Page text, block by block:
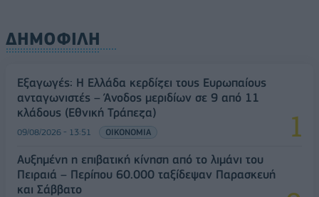
ΔΗΜΟΦΙΛΗ
Εξαγωγές: Η Ελλάδα κερδίζει τους Ευρωπαίους
ανταγωνιστές – Άνοδος μεριδίων σε 9 από 11
κλάδους (Εθνική Τράπεζα)
09/08/2026 - 13:51 ΟΙΚΟΝΟΜΙΑ
Αυξημένη η επιβατική κίνηση από το λιμάνι του
Πειραιά – Περίπου 60.000 ταξίδεψαν Παρασκευή
και Σάββατο